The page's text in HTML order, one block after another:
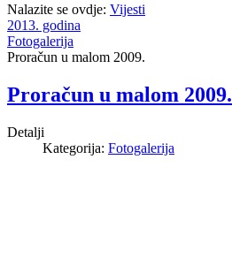
Nalazite se ovdje: Vijesti
2013. godina
Fotogalerija
Proračun u malom 2009.
Proračun u malom 2009.
Detalji
Kategorija: Fotogalerija